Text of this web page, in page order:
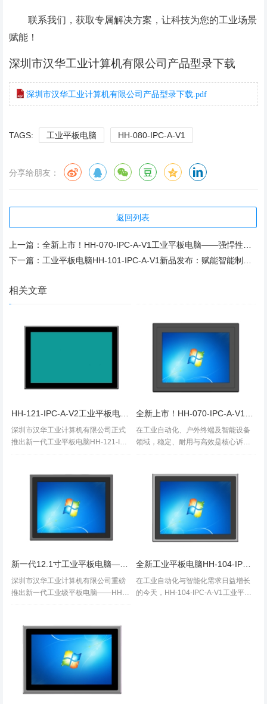
联系我们，获取专属解决方案，让科技为您的工业场景
赋能！
深圳市汉华工业计算机有限公司产品型录下载
深圳市汉华工业计算机有限公司产品型录下载.pdf
TAGS: 工业平板电脑 HH-080-IPC-A-V1
分享给朋友：
返回列表
上一篇： 全新上市！HH-070-IPC-A-V1工业平板电脑——强悍性能，无惧严苛，开启智能工业新时代
下一篇： 工业平板电脑HH-101-IPC-A-V1新品发布：赋能智能制造，打造高效工业解决方案
相关文章
HH-121-IPC-A-V2工业平板电脑新品发布，以卓越性能赋能工业智能化
深圳市汉华工业计算机有限公司正式
推出新一代工业平板电脑HH-121-IPC
体，助力企业实现智能化升级。核心
卖点：硬核配置，全能适配高...
全新上市！HH-070-IPC-A-V1工业平板电脑——强悍性能，无惧严苛，开启智能工业新时代
在工业自动化、户外终端及智能设备
领域，稳定、耐用与高效是核心诉
景提供可靠解决方案，助力企业降本
增效，抢占智能化先机！核心性...
深圳市汉华工业计算机有限公司重磅
推出新一代工业级平板电脑——HH-1
展为核心，助力企业智能化升级！核
心卖点，定义工业新标准高效...
在工业自动化与智能化需求日益增长
的今天，HH-104-IPC-A-V1工业平板